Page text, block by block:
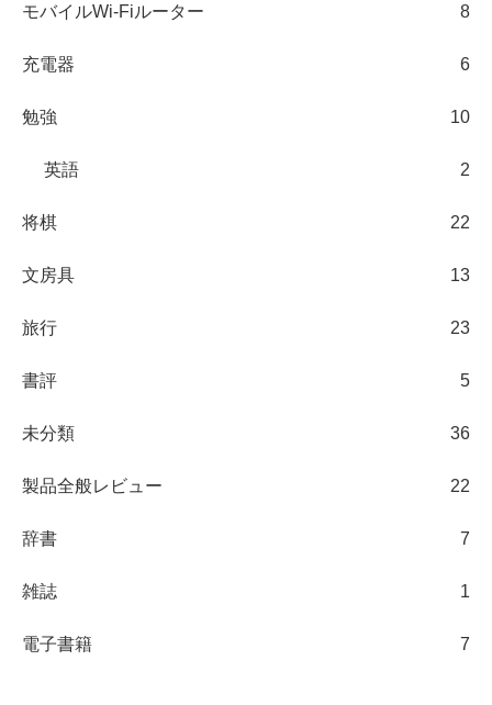
モバイルWi-Fiルーター 8
充電器 6
勉強 10
英語 2
将棋 22
文房具 13
旅行 23
書評 5
未分類 36
製品全般レビュー 22
辞書 7
雑誌 1
電子書籍 7